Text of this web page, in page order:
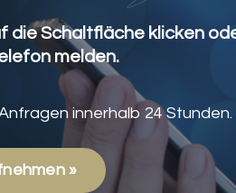
die Schaltfläche klicken
melden.
innerhalb 24 Stunden.
»